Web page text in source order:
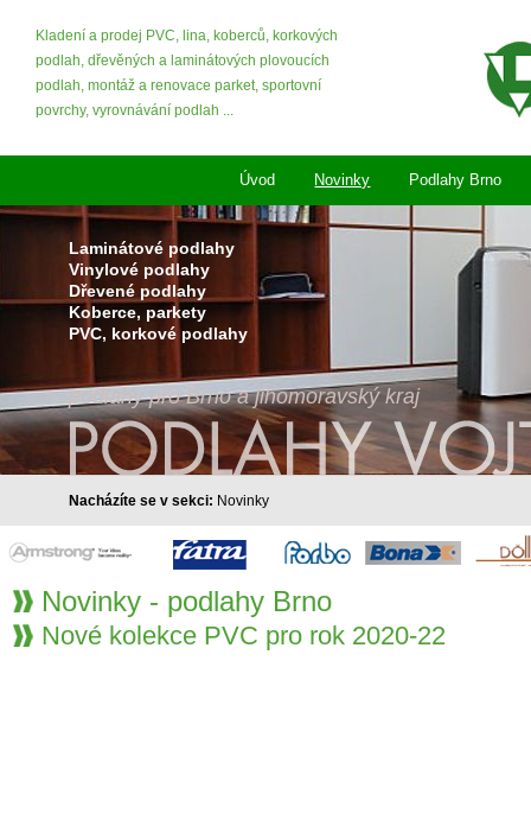
Kladení a prodej PVC, lina, koberců, korkových
podlah, dřevěných a laminátových plovoucích
podlah, montáž a renovace parket, sportovní
povrchy, vyrovnávání podlah ...
Laminátové podlahy
Vinylové podlahy
Dřevené podlahy
Koberce, parkety
PVC, korkové podlahy
podlahy pro Brno a jihomoravský kraj
Úvod Novinky Podlahy Brno
Nacházíte se v sekci: Novinky
Novinky - podlahy Brno
Nové kolekce PVC pro rok 2020-22